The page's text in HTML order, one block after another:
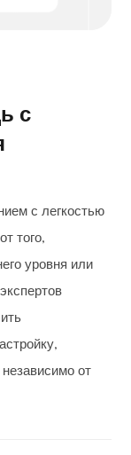
с
с легкостью
того,
уровня или
от